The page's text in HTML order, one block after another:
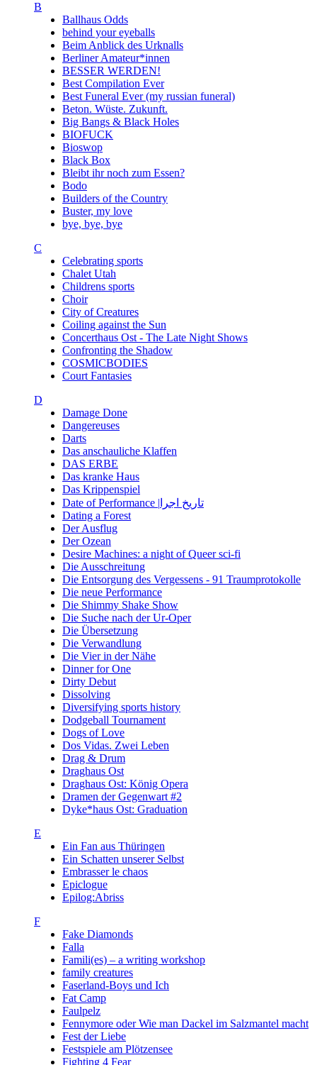
B
Ballhaus Odds
behind your eyeballs
Beim Anblick des Urknalls
Berliner Amateur*innen
BESSER WERDEN!
Best Compilation Ever
Best Funeral Ever (my russian funeral)
Beton. Wüste. Zukunft.
Big Bangs & Black Holes
BIOFUCK
Bioswop
Black Box
Bleibt ihr noch zum Essen?
Bodo
Builders of the Country
Buster, my love
bye, bye, bye
C
Celebrating sports
Chalet Utah
Childrens sports
Choir
City of Creatures
Coiling against the Sun
Concerthaus Ost - The Late Night Shows
Confronting the Shadow
COSMICBODIES
Court Fantasies
D
Damage Done
Dangereuses
Darts
Das anschauliche Klaffen
DAS ERBE
Das kranke Haus
Das Krippenspiel
Date of Performance |تاریخ اجرا
Dating a Forest
Der Ausflug
Der Ozean
Desire Machines: a night of Queer sci-fi
Die Ausschreitung
Die Entsorgung des Vergessens - 91 Traumprotokolle
Die neue Performance
Die Shimmy Shake Show
Die Suche nach der Ur-Oper
Die Übersetzung
Die Verwandlung
Die Vier in der Nähe
Dinner for One
Dirty Debut
Dissolving
Diversifying sports history
Dodgeball Tournament
Dogs of Love
Dos Vidas. Zwei Leben
Drag & Drum
Draghaus Ost
Draghaus Ost: König Opera
Dramen der Gegenwart #2
Dyke*haus Ost: Graduation
E
Ein Fan aus Thüringen
Ein Schatten unserer Selbst
Embrasser le chaos
Epiclogue
Epilog:Abriss
F
Fake Diamonds
Falla
Famili(es) – a writing workshop
family creatures
Faserland-Boys und Ich
Fat Camp
Faulpelz
Fennymore oder Wie man Dackel im Salzmantel macht
Fest der Liebe
Festspiele am Plötzensee
Fighting 4 Fear